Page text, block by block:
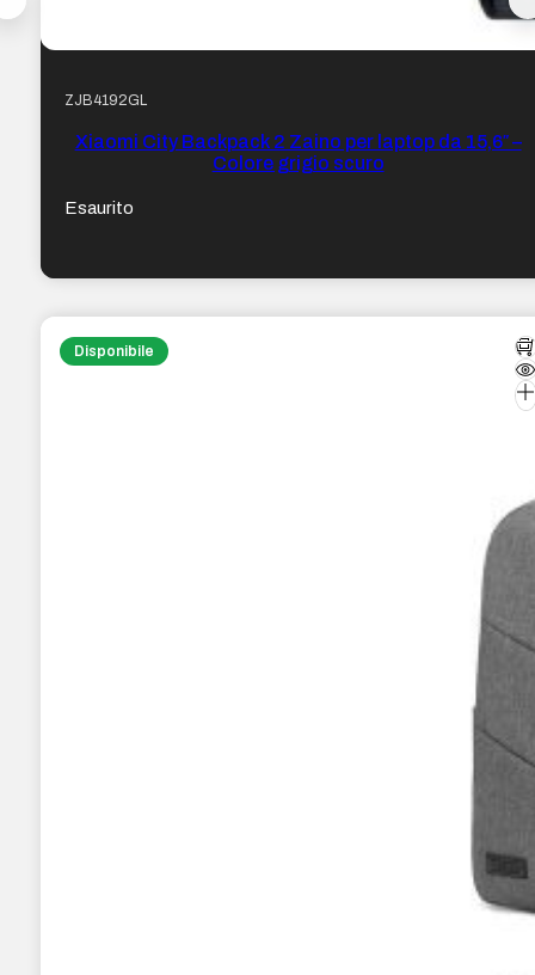
ZJB4192GL
Xiaomi City Backpack 2 Zaino per laptop da 15,6″ –
Colore grigio scuro
Esaurito
Disponibile